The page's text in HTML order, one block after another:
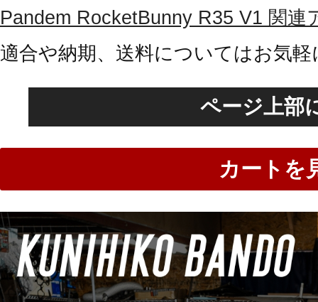
Pandem RocketBunny R35 V1 関連
適合や納期、送料についてはお気
ページ上部
カートを